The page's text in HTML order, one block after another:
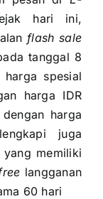
hari ini,
flash sale
tanggal 8
spesial
harga IDR
harga
juga
memiliki
langganan
60 hari